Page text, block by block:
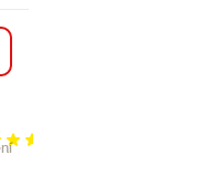
hodnocení: 2